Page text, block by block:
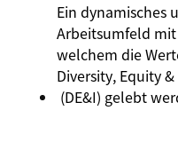
Ein dynamisches
Arbeitsumfeld
welchem die
Diversity, Equity &
(DE&I) gelebt